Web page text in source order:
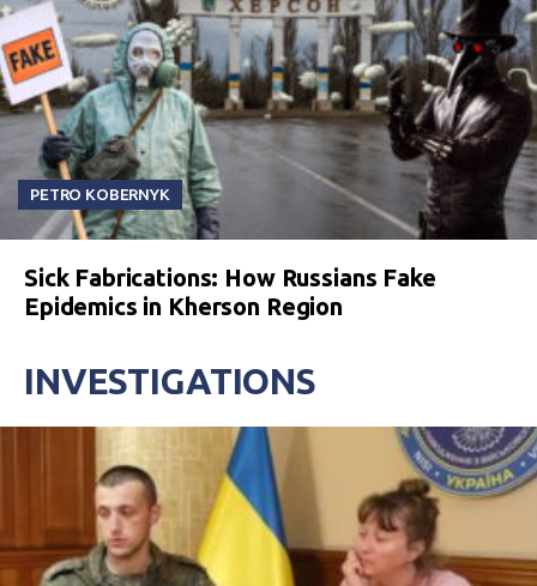
PETRO KOBERNYK
Sick Fabrications: How Russians Fake
Epidemics in Kherson Region
INVESTIGATIONS